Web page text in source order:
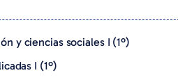
y ciencias sociales I (1º)
I (1º)